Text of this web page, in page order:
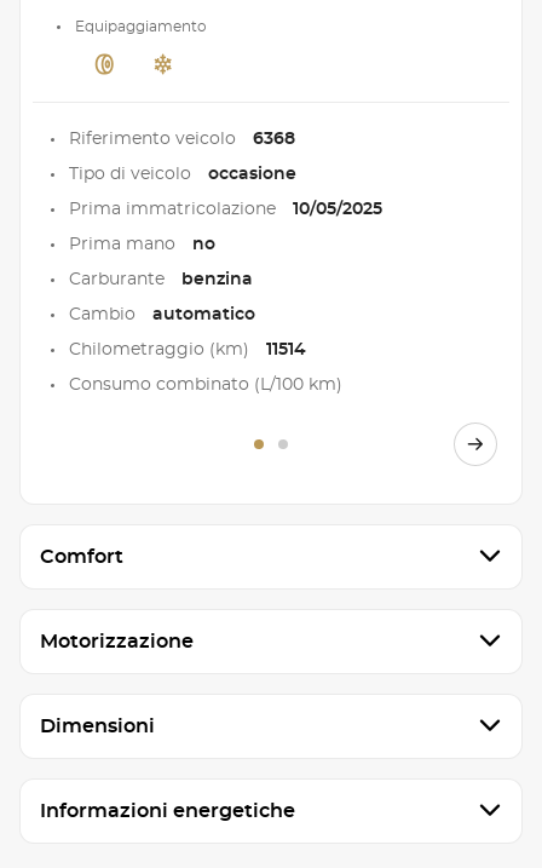
Equipaggiamento
Riferimento veicolo 6368
Tipo di veicolo occasione
Prima immatricolazione 10/05/2025
Prima mano no
Carburante benzina
Cambio automatico
Chilometraggio (km) 11514
Consumo combinato (L/100 km)
Comfort
Motorizzazione
Dimensioni
Informazioni energetiche